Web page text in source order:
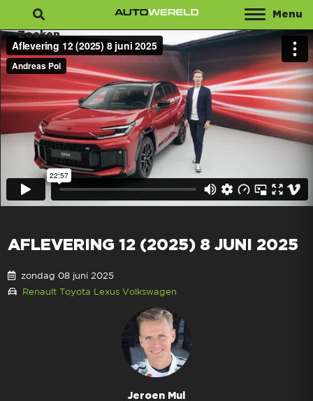
Menu
Zoeken
AFLEVERING 12 (2025) 8 JUNI 2025
zondag 08 juni 2025
Renault Toyota Lexus Volkswagen
Jeroen Mul